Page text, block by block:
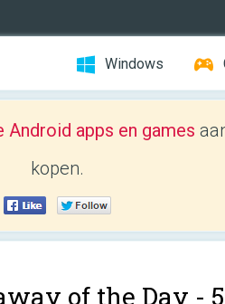
Windows
Android apps en games
kopen.
of the Day -